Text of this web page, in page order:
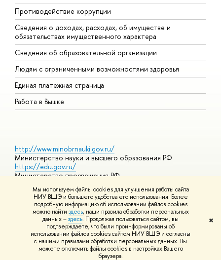
Мы используем файлы cookies для улучшения работы сайта
НИУ ВШЭ и большего удобства его использования. Более
подробную информацию об использовании файлов cookies
можно найти здесь, наши правила обработки персональных
данных –здесь. Продолжая пользоваться сайтом, вы
подтверждаете, что были проинформированы об
использовании файлов cookies сайтом НИУ ВШЭ и согласны
с нашими правилами обработки персональных данных. Вы
можете отключить файлы cookies в настройках Вашего
браузера.
✖
Противодействие коррупции
Сведения о доходах, расходах, об имуществе и
обязательствах имущественного характера
Сведения об образовательной организации
Людям с ограниченными возможностями здоровья
Единая платежная страница
Работа в Вышке
http://www.minobrnauki.gov.ru/
Министерство науки и высшего образования РФ
https://edu.gov.ru/
Министерство просвещения РФ
Массовые открытые онлайн-курсы
© НИУ ВШЭ 1993–2026 Адреса и контактыУсловия
использования материалов Политика конфиденциальности
Шрифты HSE Sans и HSE Slab разработаны вШколе дизайна НИУ